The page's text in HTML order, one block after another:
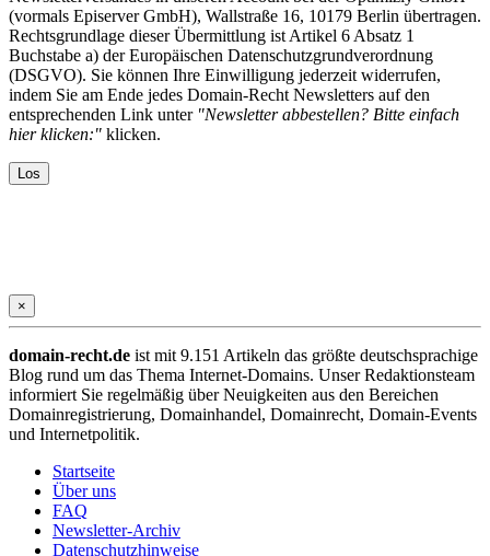
(vormals Episerver GmbH), Wallstraße 16, 10179 Berlin übertragen.
Rechtsgrundlage dieser Übermittlung ist Artikel 6 Absatz 1
Buchstabe a) der Europäischen Datenschutzgrundverordnung
(DSGVO). Sie können Ihre Einwilligung jederzeit widerrufen,
indem Sie am Ende jedes Domain-Recht Newsletters auf den
entsprechenden Link unter "Newsletter abbestellen? Bitte einfach
hier klicken:" klicken.
×
domain-recht.de ist mit 9.151 Artikeln das größte deutschsprachige
Blog rund um das Thema Internet-Domains. Unser Redaktionsteam
informiert Sie regelmäßig über Neuigkeiten aus den Bereichen
Domainregistrierung, Domainhandel, Domainrecht, Domain-Events
und Internetpolitik.
Startseite
Über uns
FAQ
Newsletter-Archiv
Datenschutzhinweise